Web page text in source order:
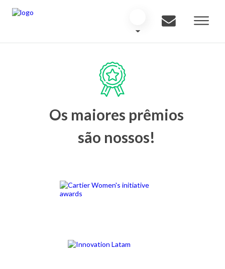
Os maiores prêmios
são nossos!